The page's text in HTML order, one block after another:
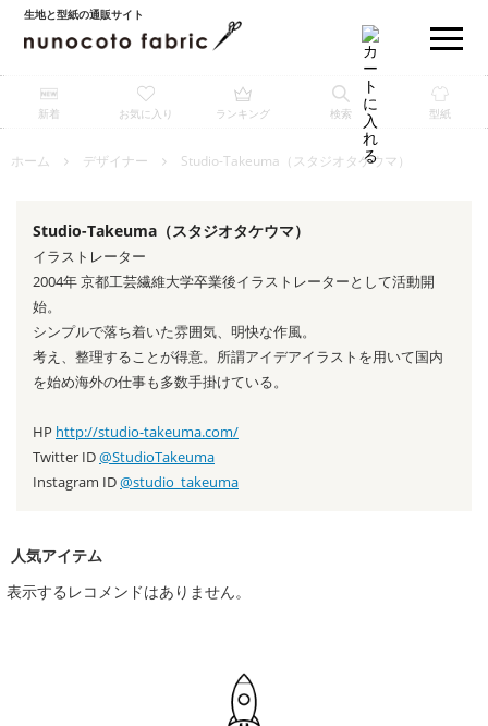
生地と型紙の通販サイト
新着 お気に入り ランキング 検索 型紙
ホーム デザイナー Studio-Takeuma（スタジオタケウマ）
Studio-Takeuma（スタジオタケウマ）
イラストレーター
2004年 京都工芸繊維大学卒業後イラストレーターとして活動開
始。
シンプルで落ち着いた雰囲気、明快な作風。
考え、整理することが得意。所謂アイデアイラストを用いて国内
を始め海外の仕事も多数手掛けている。
HP http://studio-takeuma.com/
Twitter ID@StudioTakeuma
Instagram ID@studio_takeuma
人気アイテム
表示するレコメンドはありません。